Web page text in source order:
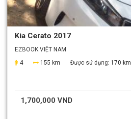
Kia Cerato 2017
EZBOOK VIỆT NAM
4
155 km Được sử dụng: 170 km
1,700,000 VND